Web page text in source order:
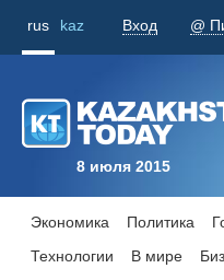
rus kaz Вход @
8 июля 2015
Экономика Политика
Технологии
В мире